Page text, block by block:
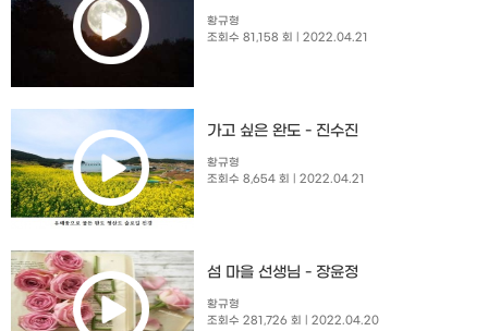
황규형
조회수 81,158 회
| 2022.04.21
가고 싶은 완도 - 진수진
황규형
조회수 8,654 회
| 2022.04.21
섬 마을 선생님 - 장윤정
황규형
조회수 281,726 회
| 2022.04.20